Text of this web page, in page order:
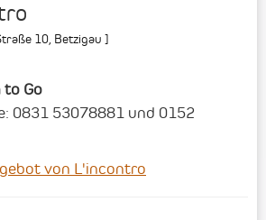
10 Betzigau ]
to Go
0831 53078881 und 0152
von L'incontro